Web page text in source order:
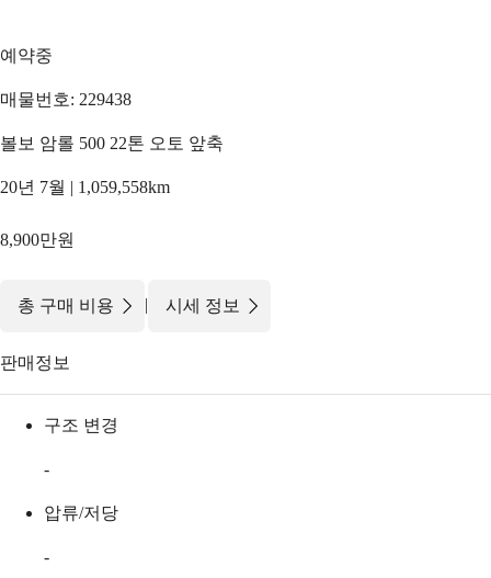
예약중
매물번호: 229438
볼보 암롤 500 22톤 오토 앞축
20년 7월 | 1,059,558km
8,900만원
총 구매 비용 | 시세 정보
판매정보
구조 변경
-
압류/저당
-